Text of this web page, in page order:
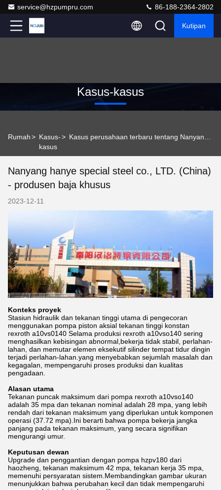
service@hzpumpru.com 86-188-2364-2802
Kutipan
Kasus-kasus
Rumah> Kasus-
kasus
>
Nanyang hanye special steel co., LTD. (China)
- produsen baja khusus
2023-12-11
Konteks proyek
Stasiun hidraulik dan tekanan tinggi utama di pengecoran
menggunakan pompa piston aksial tekanan tinggi konstan
rexroth a10vs0140 Selama produksi rexroth a10vso140 sering
menghasilkan kebisingan abnormal,bekerja tidak stabil, perlahan-
lahan, dan memutar elemen eksekutif silinder tempat tidur dingin
terjadi perlahan-lahan.yang menyebabkan sejumlah masalah dan
kegagalan, mempengaruhi proses produksi dan kualitas
pengadaan.
Alasan utama
Tekanan puncak maksimum dari pompa rexroth a10vso140
adalah 35 mpa dan tekanan nominal adalah 28 mpa, yang lebih
rendah dari tekanan maksimum yang diperlukan untuk komponen
operasi (37.72 mpa).Ini berarti bahwa pompa bekerja jangka
panjang pada tekanan maksimum, yang secara signifikan
mengurangi umur.
Keputusan dewan
Upgrade dan penggantian dengan pompa hzpv180 dari
haozheng, tekanan maksimum 42 mpa, tekanan kerja 35 mpa,
memenuhi persyaratan sistem.Membandingkan gambar ukuran
menunjukkan bahwa perubahan kecil dan tidak mempengaruhi